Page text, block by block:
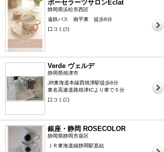
ポーセラーツサロンEclat
静岡県浜松市西区
遠鉄バス 南平東 徒歩8分
口コミ(3)
Verde ヴェルデ
静岡県焼津市
JR東海道本線西焼津駅徒歩8分
東名高速道路焼津ICより車で５分
口コミ(2)
銀座・静岡 ROSECOLOR
静岡県静岡市葵区
ＪＲ東海道線静岡駅直結